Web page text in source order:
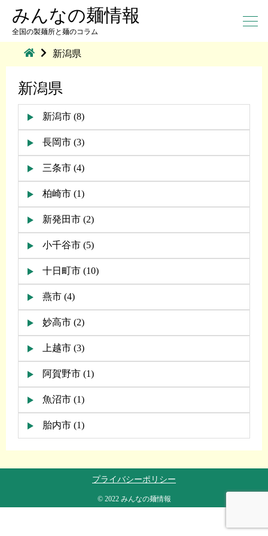
みんなの麺情報
全国の製麺所と麺のコラム
新潟県
新潟県
新潟市 (8)
長岡市 (3)
三条市 (4)
柏崎市 (1)
新発田市 (2)
小千谷市 (5)
十日町市 (10)
燕市 (4)
妙高市 (2)
上越市 (3)
阿賀野市 (1)
魚沼市 (1)
胎内市 (1)
プライバシーポリシー
© 2022 みんなの麺情報